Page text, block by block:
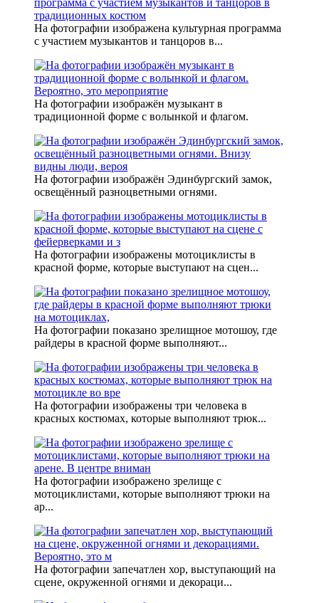
На фотографии изображена культурная программа
с участием музыкантов и танцоров в...
На фотографии изображён музыкант в
традиционной форме с волынкой и флагом.
На фотографии изображён Эдинбургский замок,
освещённый разноцветными огнями.
На фотографии изображены мотоциклисты в
красной форме, которые выступают на сцен...
На фотографии показано зрелищное мотошоу, где
райдеры в красной форме выполняют...
На фотографии изображены три человека в
красных костюмах, которые выполняют трюк...
На фотографии изображено зрелище с
мотоциклистами, которые выполняют трюки на
ар...
На фотографии запечатлен хор, выступающий на
сцене, окруженной огнями и декораци...